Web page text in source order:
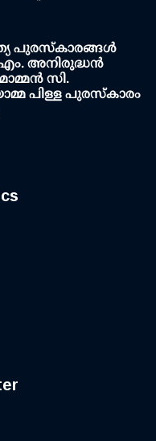
പുരസ്‌കാരങ്ങള്‍
എം. അനിരുദ്ധന്‍
സി.
പിള്ള പുരസ്‌കാരം